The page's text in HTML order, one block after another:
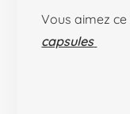
Vous aimez
capsules